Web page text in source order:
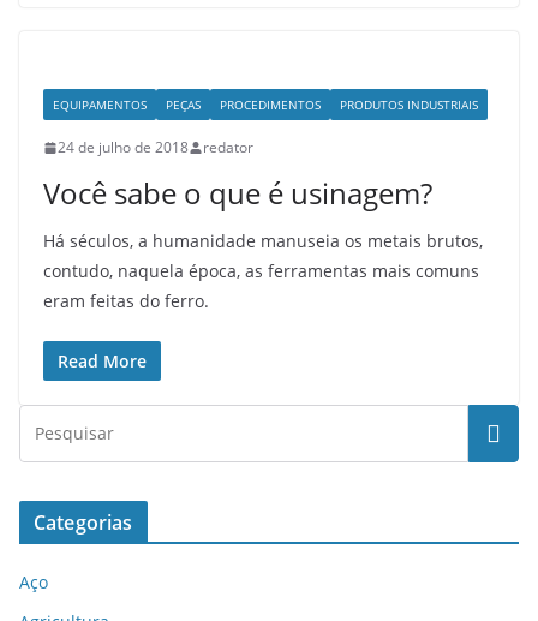
EQUIPAMENTOS PEÇAS PROCEDIMENTOS PRODUTOS INDUSTRIAIS
24 de julho de 2018 redator
Você sabe o que é usinagem?
Há séculos, a humanidade manuseia os metais brutos,
contudo, naquela época, as ferramentas mais comuns
eram feitas do ferro.
Read More
Categorias
Aço